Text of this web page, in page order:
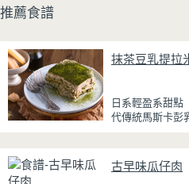
推薦食譜
抹茶豆乳提拉
日系輕盈系甜點
代傳統馬斯卡彭
厚重，搭配帶微
粉，甜而不膩，
古早味瓜仔肉